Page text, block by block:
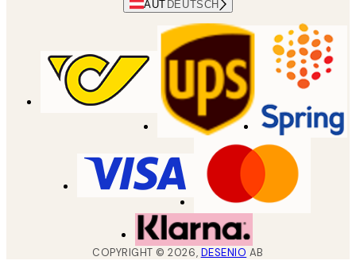
AUT DEUTSCH
COPYRIGHT ©2026, DESENIO AB